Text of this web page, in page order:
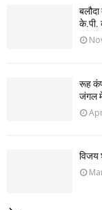
के.पी.
रूह
जंगल में
विजय